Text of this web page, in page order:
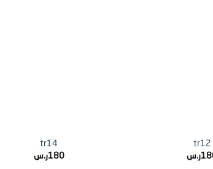
tr12
ر.س
tr14
180ر.س